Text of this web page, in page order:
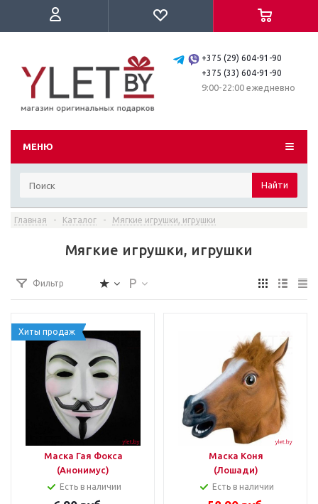
+375 (29) 604-91-90
+375 (33) 604-91-90
9:00-22:00 ежедневно
МЕНЮ
Найти
Главная - Каталог - Мягкие игрушки, игрушки
Мягкие игрушки, игрушки
Фильтр
Хиты продаж
Маска Гая Фокса
(Анонимус)
Есть в наличии
Маска Коня
(Лошади)
Есть в наличии